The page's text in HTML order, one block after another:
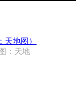
：天地